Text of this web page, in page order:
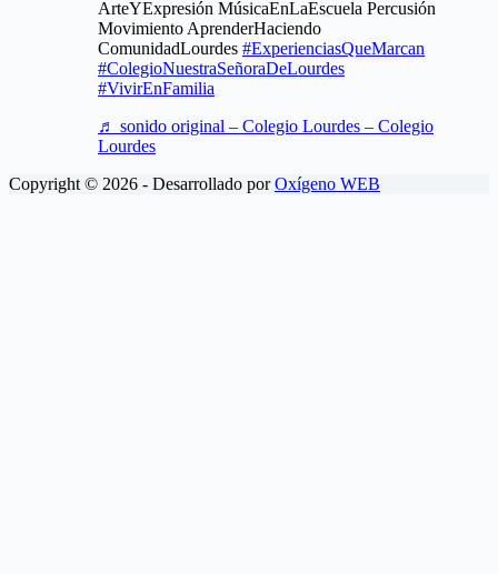
ArteYExpresión MúsicaEnLaEscuela Percusión
Movimiento AprenderHaciendo
ComunidadLourdes #ExperienciasQueMarcan
#ColegioNuestraSeñoraDeLourdes
#VivirEnFamilia
♬ sonido original – Colegio Lourdes – Colegio
Lourdes
Copyright © 2026 - Desarrollado porOxígeno WEB